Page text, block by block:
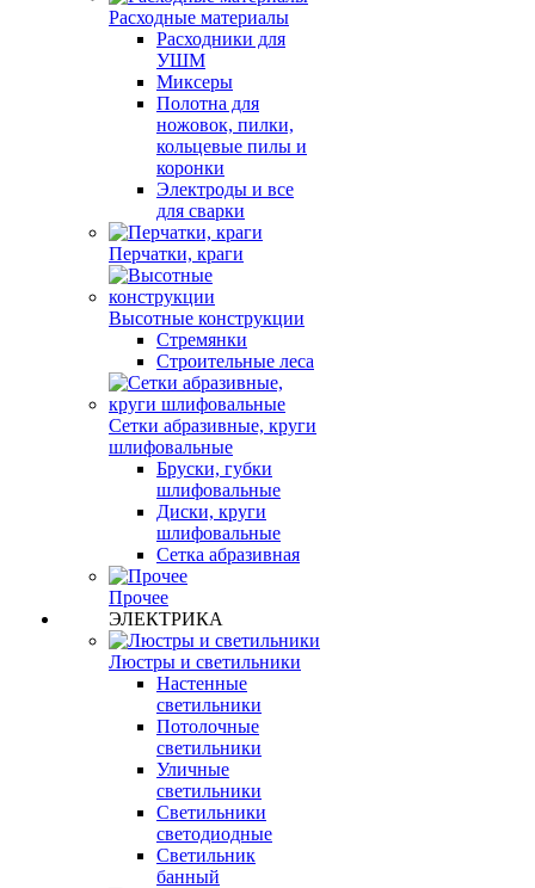
Расходные материалы
Расходники для
УШМ
Миксеры
Полотна для
ножовок, пилки,
кольцевые пилы и
коронки
Электроды и все
для сварки
Перчатки, краги
Высотные конструкции
Стремянки
Строительные леса
Сетки абразивные, круги
шлифовальные
Бруски, губки
шлифовальные
Диски, круги
шлифовальные
Сетка абразивная
Прочее
ЭЛЕКТРИКА
Люстры и светильники
Настенные
светильники
Потолочные
светильники
Уличные
светильники
Светильники
светодиодные
Светильник
банный